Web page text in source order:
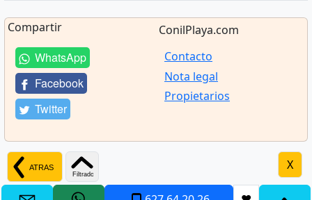
X
Compartir
WhatsApp
Facebook
Twitter
ConilPlaya.com
Contacto
Nota legal
Propietarios